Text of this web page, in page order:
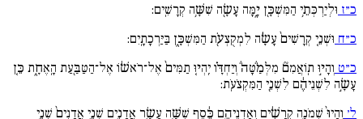
כ״ז וּלְיַרְכְּתֵ֥י הַמִּשְׁכָּ֖ן יָ֑מָּה עָשָׂ֖ה שִׁשָּׁ֥ה קְרָשִֽׁים:
כ״ח וּשְׁנֵ֤י קְרָשִׁים֙ עָשָׂ֔ה לִמְקֻצְעֹ֖ת הַמִּשְׁכָּ֑ן בַּיַּרְכָתָֽיִם:
כ״ט וְהָי֣וּ תֽוֹאֲמִם֘ מִלְּמַ֒טָּה֒ וְיַחְדָּ֗ו יִֽהְי֤וּ תַמִּים֙ אֶל־רֹאשׁ֔וֹ אֶל־הַטַּבַּ֖עַת הָֽאֶחָ֑ת כֵּ֚ן
עָשָׂ֣ה לִשְׁנֵיהֶ֔ם לִשְׁנֵ֖י הַמִּקְצֹעֹֽת:
ל׳ וְהָיוּ֙ שְׁמֹנָ֣ה קְרָשִׁ֔ים וְאַדְנֵיהֶ֣ם כֶּ֔סֶף שִׁשָּׁ֥ה עָשָׂ֖ר אֲדָנִ֑ים שְׁנֵ֤י אֲדָנִים֙ שְׁנֵ֣י